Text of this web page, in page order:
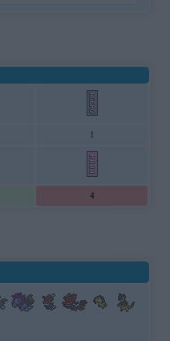
1
4